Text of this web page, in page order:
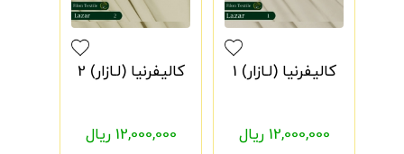
کالیفرنیا (لـازار) 1
12,000,000 ریال
کالیفرنیا (لـازار) 2
12,000,000 ریال